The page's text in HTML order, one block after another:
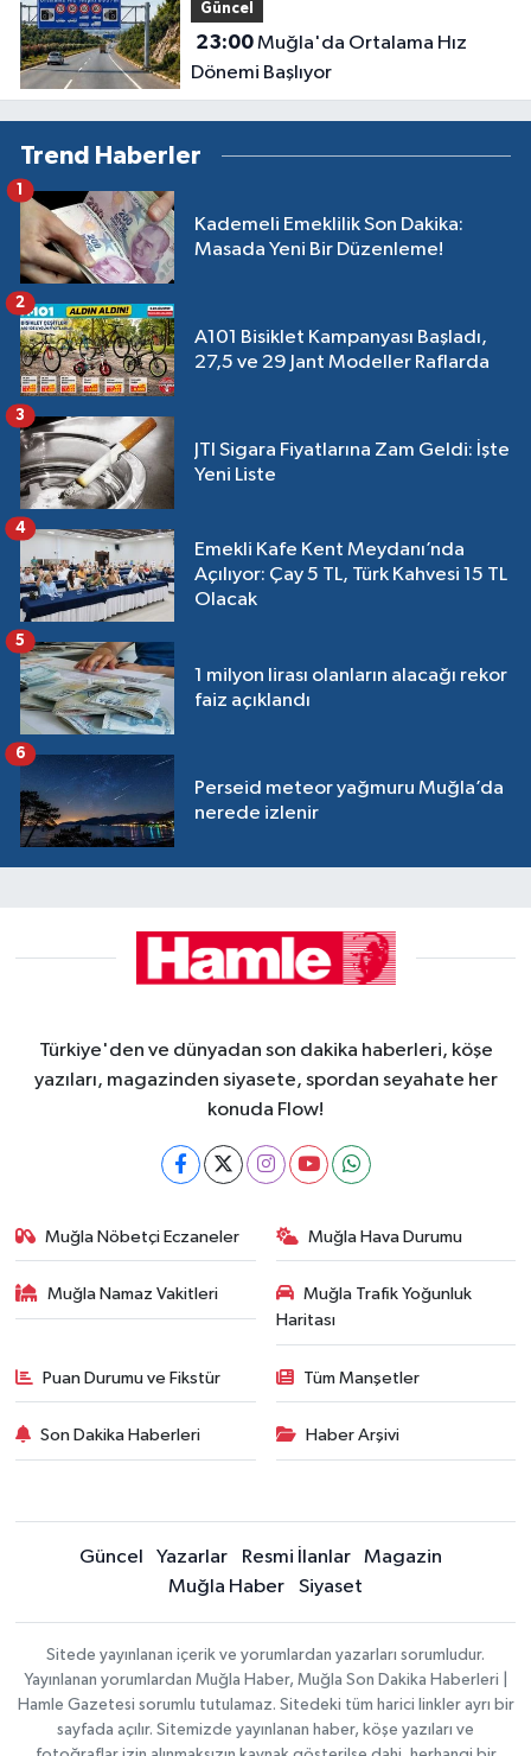
Güncel
23:00Muğla'da Ortalama Hız
Dönemi Başlıyor
Trend Haberler
Kademeli Emeklilik Son Dakika:
Masada Yeni Bir Düzenleme!
1
A101 Bisiklet Kampanyası Başladı,
27,5 ve 29 Jant Modeller Raflarda
2
JTI Sigara Fiyatlarına Zam Geldi: İşte
Yeni Liste
3
Emekli Kafe Kent Meydanı’nda
Açılıyor: Çay 5 TL, Türk Kahvesi 15 TL
Olacak
4
1 milyon lirası olanların alacağı rekor
faiz açıklandı
5
Perseid meteor yağmuru Muğla’da
nerede izlenir
6
Türkiye'den ve dünyadan son dakika haberleri, köşe
yazıları, magazinden siyasete, spordan seyahate her
konuda Flow!
Muğla Nöbetçi Eczaneler Muğla Hava Durumu
Muğla Namaz Vakitleri
Muğla Trafik Yoğunluk
Haritası
Puan Durumu ve Fikstür Tüm Manşetler
Son Dakika Haberleri Haber Arşivi
Güncel Yazarlar Resmi İlanlar
Magazin
Muğla Haber
Siyaset
Sitede yayınlanan içerik ve yorumlardan yazarları sorumludur.
Yayınlanan yorumlardan Muğla Haber, Muğla Son Dakika Haberleri |
Hamle Gazetesi sorumlu tutulamaz. Sitedeki tüm harici linkler ayrı bir
sayfada açılır. Sitemizde yayınlanan haber, köşe yazıları ve